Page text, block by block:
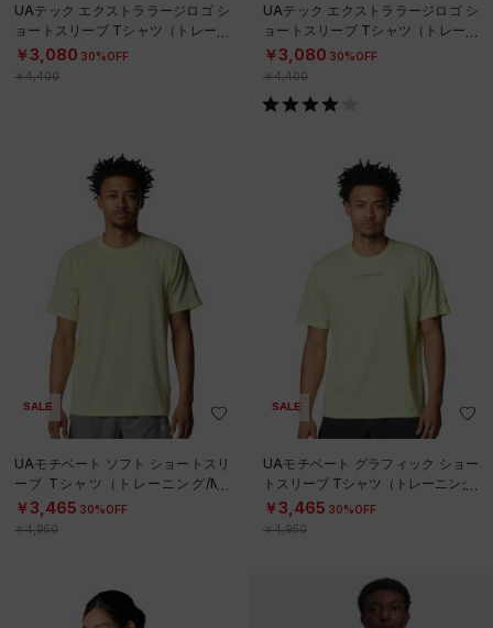
UAテック エクストララージロゴ シ
ョートスリーブ Tシャツ（トレーニ
ング/MEN）
￥3,080 30%OFF
￥4,400
UAテック エクストララージロゴ シ
ョートスリーブ Tシャツ（トレーニ
ング/MEN）
￥3,080 30%OFF
￥4,400
SALE
UAモチベート ソフト ショートスリ
ーブ Tシャツ（トレーニング/ME
N）
￥3,465 30%OFF
￥4,950
SALE
UAモチベート グラフィック ショー
トスリーブ Tシャツ（トレーニング/
MEN）
￥3,465 30%OFF
￥4,950